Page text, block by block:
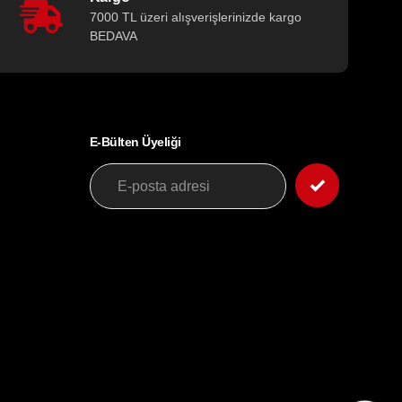
7000 TL üzeri alışverişlerinizde kargo
BEDAVA
E-Bülten Üyeliği